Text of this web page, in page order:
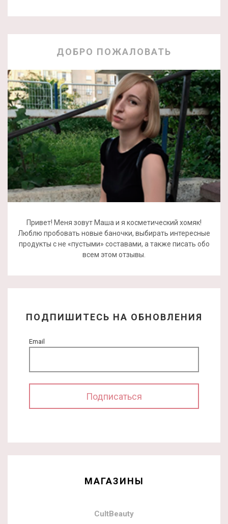
ДОБРО ПОЖАЛОВАТЬ
Привет! Меня зовут Маша и я косметический хомяк!
Люблю пробовать новые баночки, выбирать интересные
продукты с не «пустыми» составами, а также писать обо
всем этом отзывы.
ПОДПИШИТЕСЬ НА ОБНОВЛЕНИЯ
Email
МАГАЗИНЫ
CultBeauty